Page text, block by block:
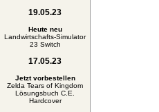
19.05.23
Heute neu
Landwirtschafts-Simulator
23 Switch
17.05.23
Jetzt vorbestellen
Zelda Tears of Kingdom
Lösungsbuch C.E.
Hardcover